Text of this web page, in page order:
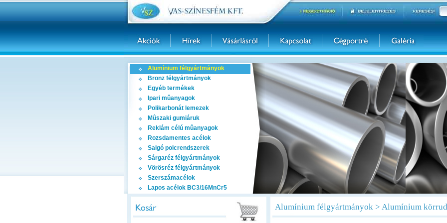
Alumínium félgyártmányok
Bronz félgyártmányok
Egyéb termékek
Ipari mûanyagok
Polikarbonát lemezek
Mûszaki gumiáruk
Reklám célú mûanyagok
Rozsdamentes acélok
Salgó polcrendszerek
Sárgaréz félgyártmányok
Vörösréz félgyártmányok
Szerszámacélok
Lapos acélok BC3/16MnCr5
Alumínium félgyártmányok > Alumínium